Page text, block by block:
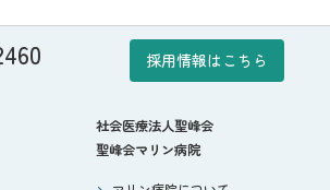
採用情報はこちら
社会医療法人聖峰会
聖峰会マリン病院